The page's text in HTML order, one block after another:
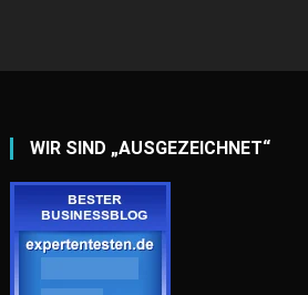
WIR SIND „AUSGEZEICHNET“